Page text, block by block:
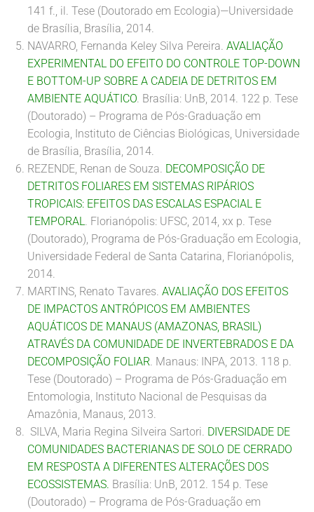
141 f., il. Tese (Doutorado em Ecologia)—Universidade
de Brasília, Brasília, 2014.
NAVARRO, Fernanda Keley Silva Pereira. AVALIAÇÃO
EXPERIMENTAL DO EFEITO DO CONTROLE TOP-DOWN
E BOTTOM-UP SOBRE A CADEIA DE DETRITOS EM
AMBIENTE AQUÁTICO. Brasília: UnB, 2014. 122 p. Tese
(Doutorado) – Programa de Pós-Graduação em
Ecologia, Instituto de Ciências Biológicas, Universidade
de Brasília, Brasília, 2014.
REZENDE, Renan de Souza. DECOMPOSIÇÃO DE
DETRITOS FOLIARES EM SISTEMAS RIPÁRIOS
TROPICAIS: EFEITOS DAS ESCALAS ESPACIAL E
TEMPORAL. Florianópolis: UFSC, 2014, xx p. Tese
(Doutorado), Programa de Pós-Graduação em Ecologia,
Universidade Federal de Santa Catarina, Florianópolis,
2014.
MARTINS, Renato Tavares. AVALIAÇÃO DOS EFEITOS
DE IMPACTOS ANTRÓPICOS EM AMBIENTES
AQUÁTICOS DE MANAUS (AMAZONAS, BRASIL)
ATRAVÉS DA COMUNIDADE DE INVERTEBRADOS E DA
DECOMPOSIÇÃO FOLIAR. Manaus: INPA, 2013. 118 p.
Tese (Doutorado) – Programa de Pós-Graduação em
Entomologia, Instituto Nacional de Pesquisas da
Amazônia, Manaus, 2013.
SILVA, Maria Regina Silveira Sartori. DIVERSIDADE DE
COMUNIDADES BACTERIANAS DE SOLO DE CERRADO
EM RESPOSTA A DIFERENTES ALTERAÇÕES DOS
ECOSSISTEMAS. Brasília: UnB, 2012. 154 p. Tese
(Doutorado) – Programa de Pós-Graduação em